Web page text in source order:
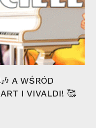
A WŚRÓD
I VIVALDI! 🥰